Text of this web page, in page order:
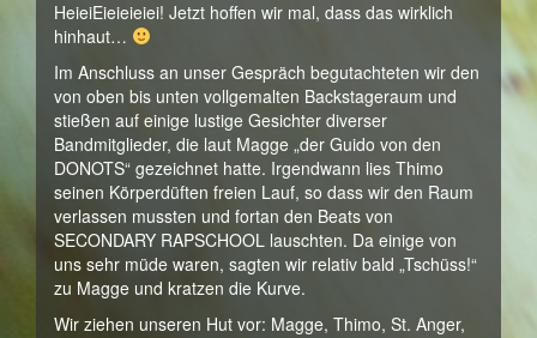
HeieiEieieieiei! Jetzt hoffen wir mal, dass das wirklich
hinhaut…
Im Anschluss an unser Gespräch begutachteten wir den
von oben bis unten vollgemalten Backstageraum und
stießen auf einige lustige Gesichter diverser
Bandmitglieder, die laut Magge „der Guido von den
DONOTS“ gezeichnet hatte. Irgendwann lies Thimo
seinen Körperdüften freien Lauf, so dass wir den Raum
verlassen mussten und fortan den Beats von
SECONDARY RAPSCHOOL lauschten. Da einige von
uns sehr müde waren, sagten wir relativ bald „Tschüss!“
zu Magge und kratzen die Kurve.
Wir ziehen unseren Hut vor: Magge, Thimo, St. Anger,